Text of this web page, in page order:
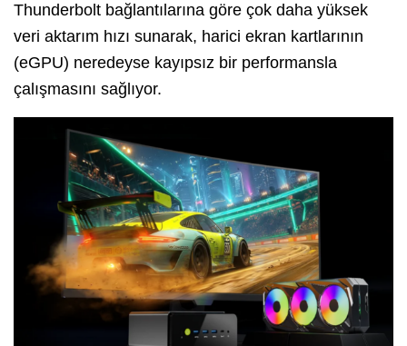
Thunderbolt bağlantılarına göre çok daha yüksek
veri aktarım hızı sunarak, harici ekran kartlarının
(eGPU) neredeyse kayıpsız bir performansla
çalışmasını sağlıyor.